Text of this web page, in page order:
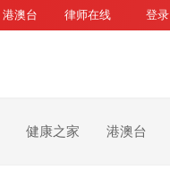
港澳台 律师在线 登录
健康之家 港澳台